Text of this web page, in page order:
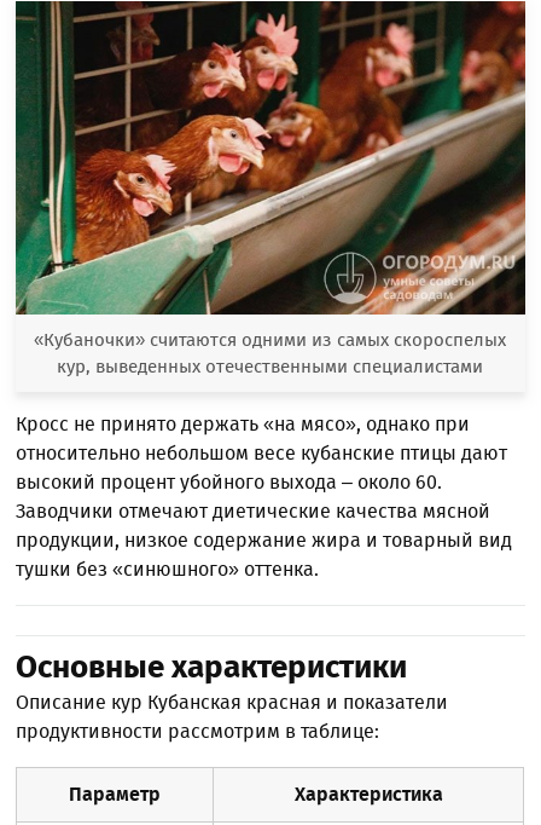
«Кубаночки» считаются одними из самых скороспелых
кур, выведенных отечественными специалистами
Кросс не принято держать «на мясо», однако при
относительно небольшом весе кубанские птицы дают
высокий процент убойного выхода – около 60.
Заводчики отмечают диетические качества мясной
продукции, низкое содержание жира и товарный вид
тушки без «синюшного» оттенка.
Основные характеристики
Описание кур Кубанская красная и показатели
продуктивности рассмотрим в таблице:
Параметр Характеристика